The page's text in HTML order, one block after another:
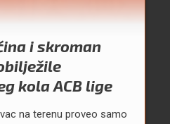
i skroman
kola ACB lige
na terenu proveo samo